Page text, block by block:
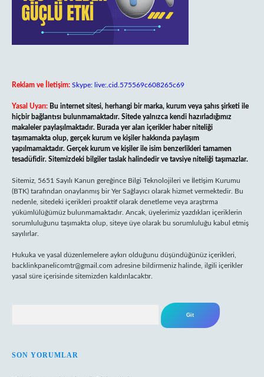
Reklam ve İletişim: Skype: live:.cid.575569c608265c69
Yasal Uyarı: Bu internet sitesi, herhangi bir marka, kurum veya şahıs şirketi ile
hiçbir bağlantısı bulunmamaktadır. Sitede yalnızca kendi hazırladığımız
makaleler paylaşılmaktadır. Burada yer alan içerikler haber niteliği
taşımamakta olup, gerçek kurum ve kişiler hakkında paylaşım
yapılmamaktadır. Gerçek kurum ve kişiler ile isim benzerlikleri tamamen
tesadüfidir. Sitemizdeki bilgiler taslak halindedir ve tavsiye niteliği taşımazlar.
Sitemiz, 5651 Sayılı Kanun gereğince Bilgi Teknolojileri ve İletişim Kurumu
(BTK) tarafından onaylanmış bir Yer Sağlayıcı olarak hizmet vermektedir. Bu
nedenle, sitedeki içerikleri proaktif olarak denetleme veya araştırma
yükümlülüğümüz bulunmamaktadır. Ancak, üyelerimiz yazdıkları içeriklerin
sorumluluğunu taşımakta olup, siteye üye olarak bu sorumluluğu kabul etmiş
sayılırlar.
Hukuka ve yasal düzenlemelere aykırı olduğunu düşündüğünüz içerikleri,
backlinkpanelicomtr@gmail.com adresine bildirmeniz halinde, ilgili içerikler
yasal süre içerisinde sitemizden kaldırılacaktır.
SON YORUMLAR